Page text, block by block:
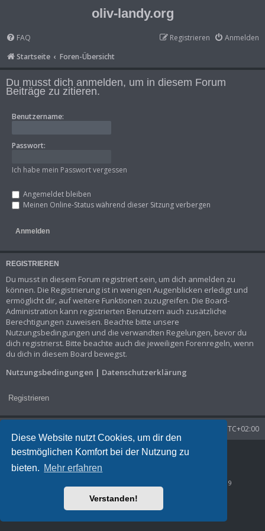
Diese Website nutzt Cookies, um dir den
bestmöglichen Komfort bei der Nutzung zu
bieten. Mehr erfahren
Verstanden!
oliv-landy.org
FAQ Anmelden
Registrieren
Startseite
Foren-Übersicht
Du musst dich anmelden, um in diesem Forum
Beiträge zu zitieren.
Benutzername:
Passwort:
Ich habe mein Passwort vergessen
Angemeldet bleiben
Meinen Online-Status während dieser Sitzung verbergen
REGISTRIEREN
Du musst in diesem Forum registriert sein, um dich anmelden zu
können. Die Registrierung ist in wenigen Augenblicken erledigt und
ermöglicht dir, auf weitere Funktionen zuzugreifen. Die Board-
Administration kann registrierten Benutzern auch zusätzliche
Berechtigungen zuweisen. Beachte bitte unsere
Nutzungsbedingungen und die verwandten Regelungen, bevor du
dich registrierst. Bitte beachte auch die jeweiligen Forenregeln, wenn
du dich in diesem Board bewegst.
Nutzungsbedingungen | Datenschutzerklärung
Registrieren
UTC+02:00
Powered byphpBB ® Forum Software © phpBB Limited
Datenschutz
Queries: 9